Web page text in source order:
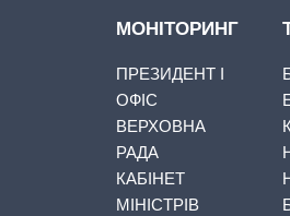
МОНІТОРИНГ
ПРЕЗИДЕНТ І
ОФІС
ВЕРХОВНА
РАДА
КАБІНЕТ
МІНІСТРІВ